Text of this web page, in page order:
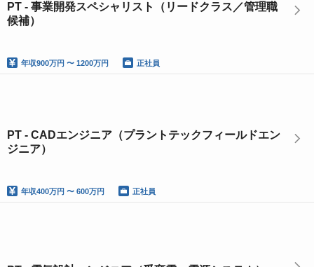
PT - 事業開発スペシャリスト（リードクラス／管理職
候補）
年収900万円 〜 1200万円 正社員
PT - CADエンジニア（プラントテックフィールドエン
ジニア）
年収400万円 〜 600万円 正社員